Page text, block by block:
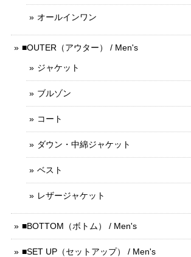
オールインワン
■OUTER（アウター） / Men's
ジャケット
ブルゾン
コート
ダウン・中綿ジャケット
ベスト
レザージャケット
■BOTTOM（ボトム） / Men's
■SET UP（セットアップ） / Men's